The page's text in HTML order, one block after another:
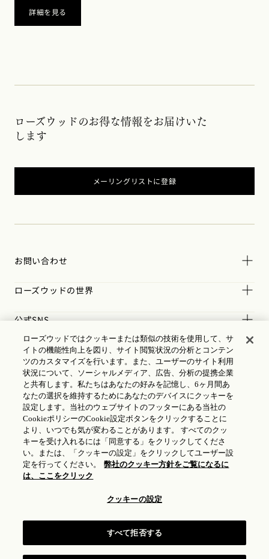
詳細を見る
ローズウッドのお得な情報をお届けいた
します
メーリングリストに登録
お問い合わせ
ローズウッドの世界
公式SNS
規約
中国公安局登録番号：31010102004896
ROSEWOOD HOTEL GROUP © 2026
ローズウッドではクッキーまたは類似の技術を使用して、サ
イトの機能性向上を図り、サイト閲覧状況の分析とコンテン
ツのカスタマイズを行います。また、ユーザーのサイト利用
状況について、ソーシャルメディア、広告、分析の提携企業
と共有します。私たちはあなたの好みを記憶し、6ヶ月間あ
なたの選択を維持するためにあなたのデバイスにクッキーを
設定します。当社のウェブサイトのフッターにある当社の
CookieポリシーのCookie設定ボタンをクリックすることに
より、いつでも気が変わることがあります。 すべてのクッ
キーを受け入れるには「同意する」をクリックしてくださ
い。または、「クッキーの設定」をクリックしてユーザー設
定を行ってください。
弊社のクッキー方針をご覧になるに
は、ここをクリック
クッキーの設定
すべて拒否する